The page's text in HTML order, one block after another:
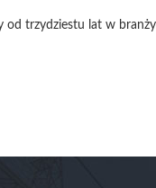
od trzydziestu lat w